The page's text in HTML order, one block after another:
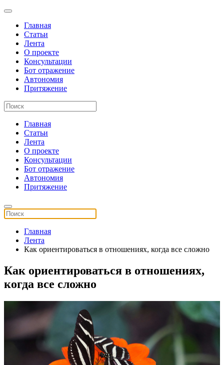
Главная
Статьи
Лента
О проекте
Консультации
Бот отражение
Автономия
Притяжение
Главная
Статьи
Лента
О проекте
Консультации
Бот отражение
Автономия
Притяжение
Главная
Лента
Как ориентироваться в отношениях, когда все сложно
Как ориентироваться в отношениях,
когда все сложно